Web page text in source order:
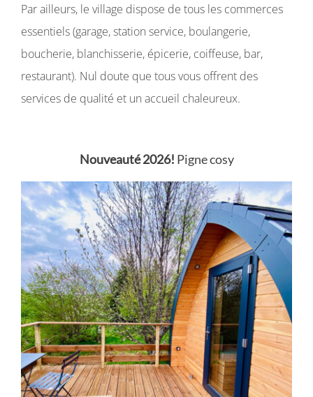
Par ailleurs, le village dispose de tous les commerces
essentiels (garage, station service, boulangerie,
boucherie, blanchisserie, épicerie, coiffeuse, bar,
restaurant). Nul doute que tous vous offrent des
services de qualité et un accueil chaleureux.
Nouveauté 2026! Pigne cosy